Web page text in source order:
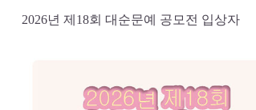
2026년 제18회 대순문예 공모전 입상자